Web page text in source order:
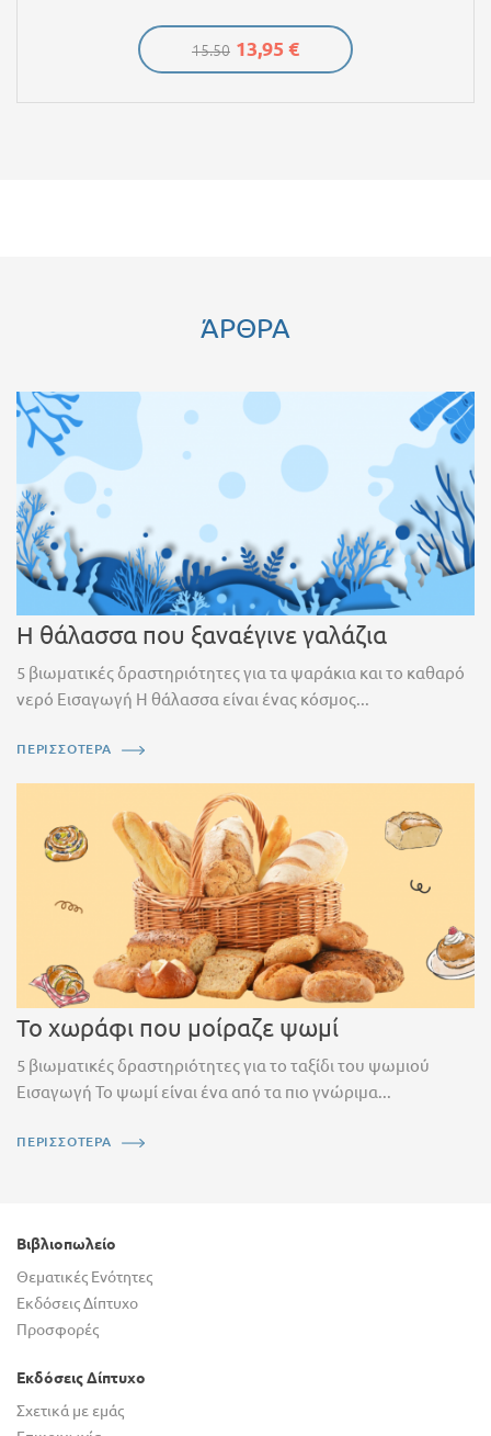
15.50 13,95 €
ΆΡΘΡΑ
Η θάλασσα που ξαναέγινε γαλάζια
5 βιωματικές δραστηριότητες για τα ψαράκια και το καθαρό
νερό Εισαγωγή Η θάλασσα είναι ένας κόσμος...
ΠΕΡΙΣΣΟΤΕΡΑ
Το χωράφι που μοίραζε ψωμί
5 βιωματικές δραστηριότητες για το ταξίδι του ψωμιού
Εισαγωγή Το ψωμί είναι ένα από τα πιο γνώριμα...
ΠΕΡΙΣΣΟΤΕΡΑ
Βιβλιοπωλείο
Θεματικές Ενότητες
Εκδόσεις Δίπτυχο
Προσφορές
Εκδόσεις Δίπτυχο
Σχετικά με εμάς